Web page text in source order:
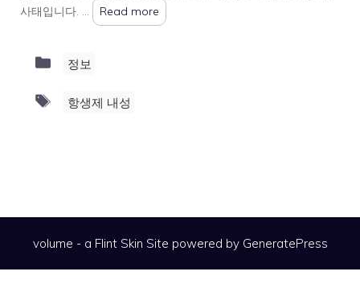
사태입니다. …
Read more
Categories
정보
Tags
항생제 내성
volume - a Flint Skin Site powered by GeneratePress